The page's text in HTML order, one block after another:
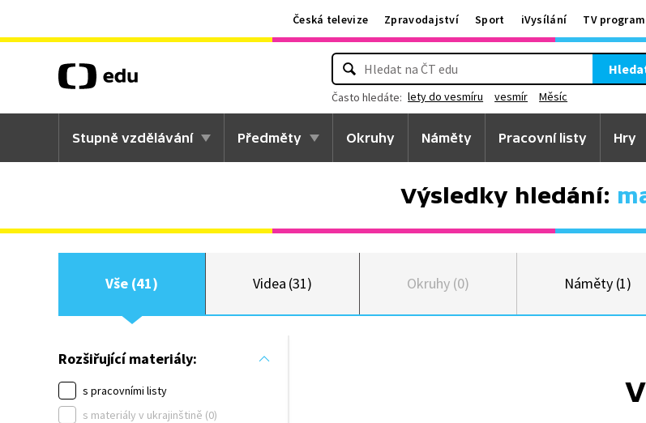
Česká televize Zpravodajství Sport iVysílání TV program
Často hledáte: lety do vesmíru vesmír Měsíc
Stupně vzdělávání Předměty Okruhy Náměty Pracovní listy Hry
Výsledky hledání:
Vše (41) Videa (31) Okruhy (0) Náměty (1)
Rozšiřující materiály:
s pracovními listy
s materiály v ukrajinštině (0)